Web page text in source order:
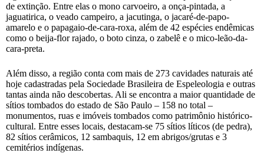
de extinção. Entre elas o mono carvoeiro, a onça-pintada, a
jaguatirica, o veado campeiro, a jacutinga, o jacaré-de-papo-
amarelo e o papagaio-de-cara-roxa, além de 42 espécies endêmicas
como o beija-flor rajado, o boto cinza, o zabelê e o mico-leão-da-
cara-preta.
Além disso, a região conta com mais de 273 cavidades naturais até
hoje cadastradas pela Sociedade Brasileira de Espeleologia e outras
tantas ainda não descobertas. Ali se encontra a maior quantidade de
sítios tombados do estado de São Paulo – 158 no total –
monumentos, ruas e imóveis tombados como patrimônio histórico-
cultural. Entre esses locais, destacam-se 75 sítios líticos (de pedra),
82 sítios cerâmicos, 12 sambaquis, 12 em abrigos/grutas e 3
cemitérios indígenas.